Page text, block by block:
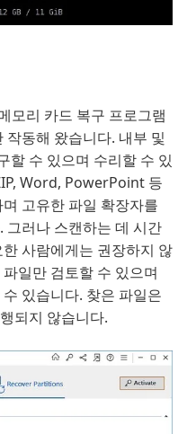
모리 카드 복구 프로그램
동해 왔습니다. 내부 및
할 수 있으며 수리할 수 있
Word, PowerPoint 등
고유한 파일 확장자를
그러나 스캔하는 데 시간
사람에게는 권장하지 않
일만 검토할 수 있으며
있습니다. 찾은 파일은
되지 않습니다.